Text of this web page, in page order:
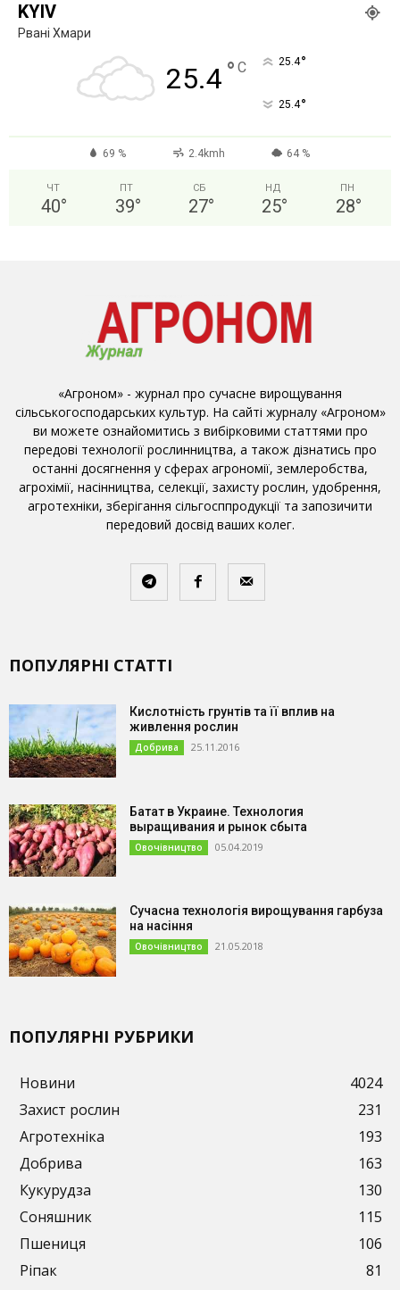
KYIV
Рвані Хмари
25.4 ° C 25.4°
25.4°
69 % 2.4kmh 64 %
ЧТ
40°
ПТ
39°
СБ
27°
НД
25°
ПН
28°
«Агроном» - журнал про сучасне вирощування
сільськогосподарських культур. На сайті журналу «Агроном»
ви можете ознайомитись з вибірковими статтями про
передові технології рослинництва, а також дізнатись про
останні досягнення у сферах агрономії, землеробства,
агрохімії, насінництва, селекції, захисту рослин, удобрення,
агротехніки, зберігання сільгосппродукції та запозичити
передовий досвід ваших колег.
ПОПУЛЯРНІ СТАТТІ
Кислотність грунтів та її вплив на
живлення рослин
Добрива 25.11.2016
Батат в Украине. Технология
выращивания и рынок сбыта
Овочівництво 05.04.2019
Сучасна технологія вирощування гарбуза
на насіння
Овочівництво 21.05.2018
ПОПУЛЯРНІ РУБРИКИ
Новини
4024
Захист рослин
231
Агротехніка
193
Добрива
163
Кукурудза
130
Соняшник
115
Пшениця
106
Ріпак
81